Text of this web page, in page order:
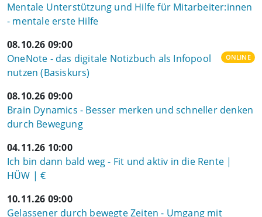
Mentale Unterstützung und Hilfe für Mitarbeiter:innen
- mentale erste Hilfe
08.10.26 09:00
OneNote - das digitale Notizbuch als Infopool
nutzen (Basiskurs)
ONLINE
08.10.26 09:00
Brain Dynamics - Besser merken und schneller denken
durch Bewegung
04.11.26 10:00
Ich bin dann bald weg - Fit und aktiv in die Rente |
HÜW | €
10.11.26 09:00
Gelassener durch bewegte Zeiten - Umgang mit